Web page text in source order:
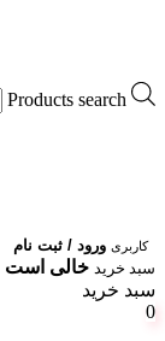
Products search
کاربری ورود / ثبت نام
سبد خرید خالی است
سبد خرید
0